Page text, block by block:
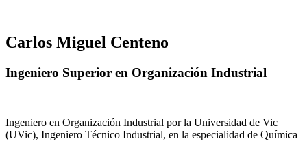
Carlos Miguel Centeno
Ingeniero Superior en Organización Industrial
Ingeniero en Organización Industrial por la Universidad de Vic
(UVic), Ingeniero Técnico Industrial, en la especialidad de Química